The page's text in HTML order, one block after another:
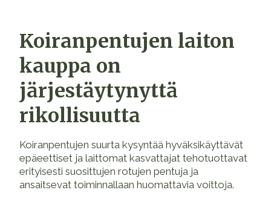
Koiranpentujen laiton
kauppa on
järjestäytynyttä
rikollisuutta
Koiranpentujen suurta kysyntää hyväksikäyttävät
epäeettiset ja laittomat kasvattajat tehotuottavat
erityisesti suosittujen rotujen pentuja ja
ansaitsevat toiminnallaan huomattavia voittoja.